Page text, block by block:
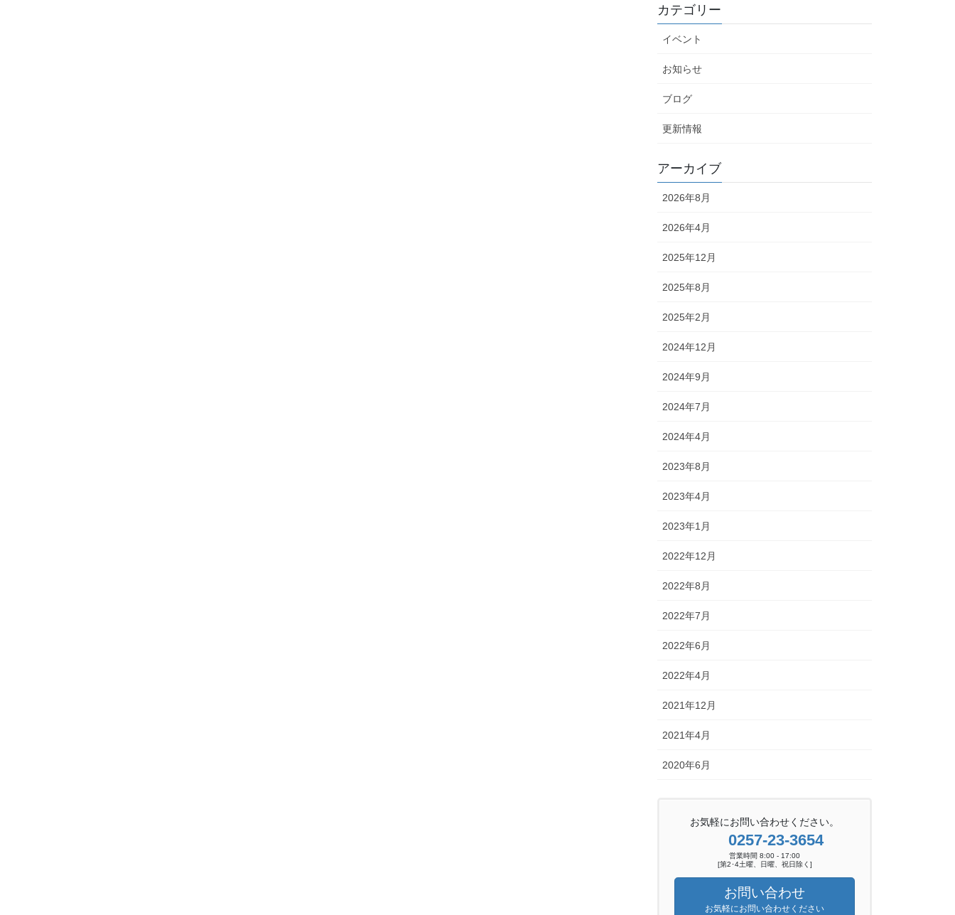
カテゴリー
イベント
お知らせ
ブログ
更新情報
アーカイブ
2026年8月
2026年4月
2025年12月
2025年8月
2025年2月
2024年12月
2024年9月
2024年7月
2024年4月
2023年8月
2023年4月
2023年1月
2022年12月
2022年8月
2022年7月
2022年6月
2022年4月
2021年12月
2021年4月
2020年6月
お気軽にお問い合わせください。
0257-23-3654
営業時間 8:00 - 17:00
[第2･4土曜、日曜、祝日除く]
お問い合わせ
お気軽にお問い合わせください